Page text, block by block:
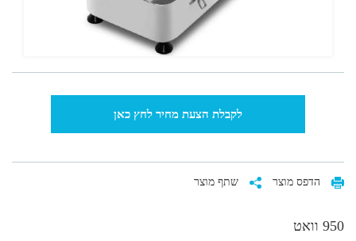
לקבלת הצעת מחיר לחץ כאן
הדפס מוצר שתף מוצר
950 וואט